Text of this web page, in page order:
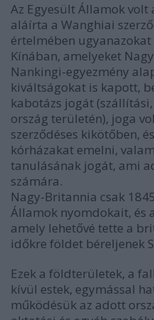
Az Egyesült Államok volt
aláírta a Wanghiai
értelmében
Kínában, amelyeket
Nankingi-egyezmény
kiváltságokat is kapott,
kabotázs jogát
ország területén), joga
szerződéses kikötőben,
kórházakat emelni,
tanulásának jogát, ami
számára.
Nagy-Britannia csak
Államok nyomdokait, és
amely lehetővé tette a
időkre földet béreljenek
Ezek a földterületek, a
kívül estek, egymással
működésük az adott